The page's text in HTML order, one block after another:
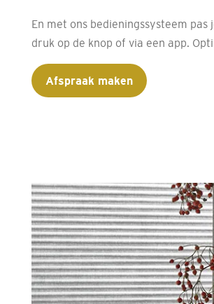
En met ons bedieningssysteem
druk op de knop of via een app.
Afspraak maken